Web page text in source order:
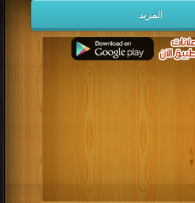
المزيد